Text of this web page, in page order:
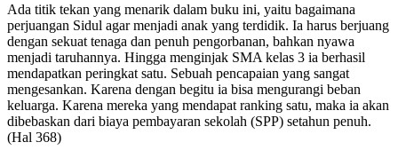
Ada titik tekan yang menarik dalam buku ini, yaitu bagaimana
perjuangan Sidul agar menjadi anak yang terdidik. Ia harus berjuang
dengan sekuat tenaga dan penuh pengorbanan, bahkan nyawa
menjadi taruhannya. Hingga menginjak SMA kelas 3 ia berhasil
mendapatkan peringkat satu. Sebuah pencapaian yang sangat
mengesankan. Karena dengan begitu ia bisa mengurangi beban
keluarga. Karena mereka yang mendapat ranking satu, maka ia akan
dibebaskan dari biaya pembayaran sekolah (SPP) setahun penuh.
(Hal 368)